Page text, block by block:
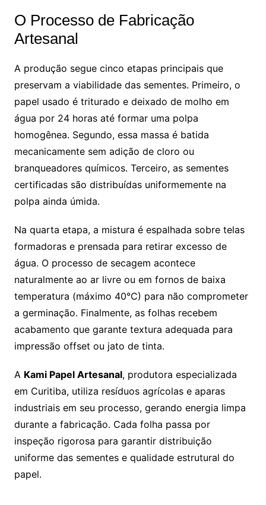
O Processo de Fabricação
Artesanal
A produção segue cinco etapas principais que
preservam a viabilidade das sementes. Primeiro, o
papel usado é triturado e deixado de molho em
água por 24 horas até formar uma polpa
homogênea. Segundo, essa massa é batida
mecanicamente sem adição de cloro ou
branqueadores químicos. Terceiro, as sementes
certificadas são distribuídas uniformemente na
polpa ainda úmida.
Na quarta etapa, a mistura é espalhada sobre telas
formadoras e prensada para retirar excesso de
água. O processo de secagem acontece
naturalmente ao ar livre ou em fornos de baixa
temperatura (máximo 40°C) para não comprometer
a germinação. Finalmente, as folhas recebem
acabamento que garante textura adequada para
impressão offset ou jato de tinta.
A Kami Papel Artesanal, produtora especializada
em Curitiba, utiliza resíduos agrícolas e aparas
industriais em seu processo, gerando energia limpa
durante a fabricação. Cada folha passa por
inspeção rigorosa para garantir distribuição
uniforme das sementes e qualidade estrutural do
papel.